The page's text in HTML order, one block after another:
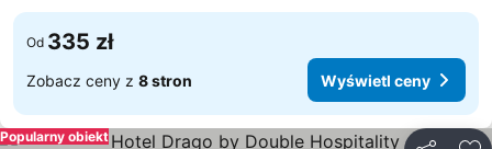
Od 335 zł
Zobacz ceny z 8 stron Wyświetl ceny
Popularny obiekt